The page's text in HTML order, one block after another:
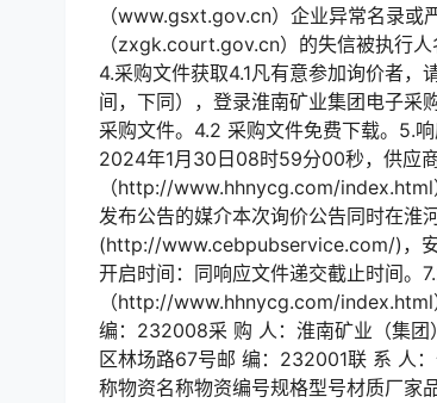
（www.gsxt.gov.cn）企业异常名录或
（zxgk.court.gov.cn）的失信被执行
4.采购文件获取4.1凡有意参加询价者
间，下同），登录淮南矿业集团电子
采购文件。4.2 采购文件免费下载。5.
2024年1月30日08时59分00秒，供应
（http://www.hhnycg.com/index.html
发布公告的媒介本次询价公告同时在
(http://www.cebpubservice.com/)，
开启时间：同响应文件递交截止时间。
（http://www.hhnycg.com/index.html
编：232008采 购 人：淮南矿业（集团
区林场路67号邮 编：232001联 系 人
称物资名称物资编号规格型号材质厂家